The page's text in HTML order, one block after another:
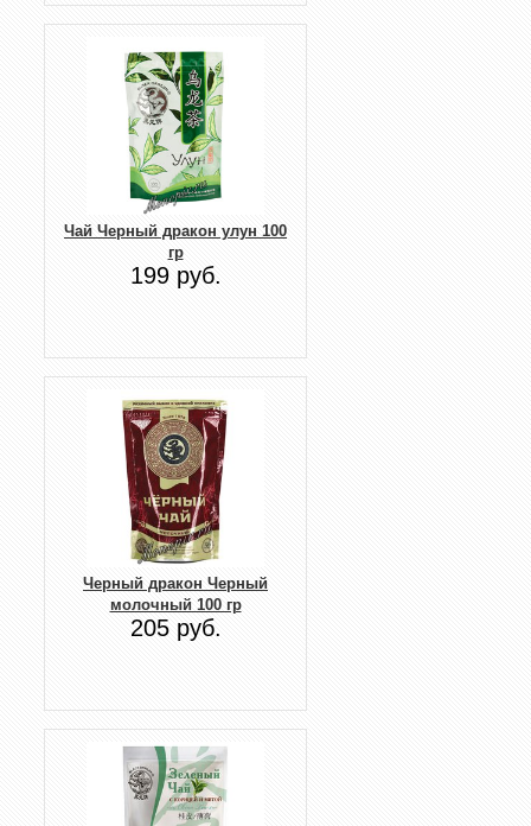
Чай Черный дракон улун 100
гр
199 руб.
Черный дракон Черный
молочный 100 гр
205 руб.